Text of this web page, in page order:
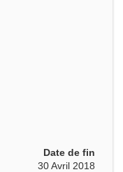
Date de fin
30 Avril 2018